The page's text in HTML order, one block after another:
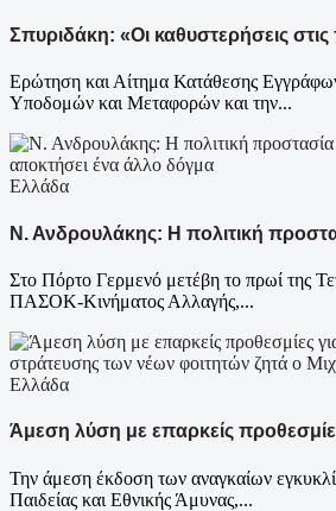
Σπυριδάκη: «Οι καθυστερήσεις στις
Ερώτηση και Αίτημα Κατάθεσης
Υποδομών και Μεταφορών και την...
Ελλάδα
Ν. Ανδρουλάκης: Η πολιτική
Στο Πόρτο Γερμενό μετέβη το πρωί της
ΠΑΣΟΚ-Κινήματος Αλλαγής,...
Ελλάδα
Άμεση λύση με επαρκείς
Την άμεση έκδοση των αναγκαίων
Παιδείας και Εθνικής Άμυνας,...